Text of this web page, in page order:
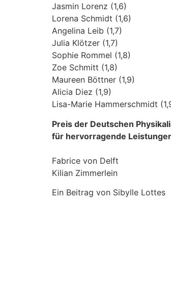
Jasmin Lorenz (1,6)
Lorena Schmidt (1,6)
Angelina Leib (1,7)
Julia Klötzer (1,7)
Sophie Rommel (1,8)
Zoe Schmitt (1,8)
Maureen Böttner (1,9)
Alicia Diez (1,9)
Lisa-Marie Hammerschmidt
Preis der Deutschen
für hervorragende
Fabrice von Delft
Kilian Zimmerlein
Ein Beitrag von Sibylle Lottes